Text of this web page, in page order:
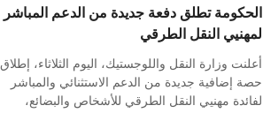
الحكومة تطلق دفعة جديدة من الدعم المباشر
لمهنيي النقل الطرقي
أعلنت وزارة النقل واللوجستيك، اليوم الثلاثاء، إطلاق
حصة إضافية جديدة من الدعم الاستثنائي والمباشر
لفائدة مهنيي النقل الطرقي للأشخاص والبضائع،